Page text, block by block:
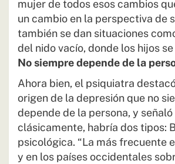
mujer de todos esos cambios
un cambio en la perspectiva de
también se dan situaciones
del nido vacío, donde los hijos
No siempre depende de la
Ahora bien, el psiquiatra
origen de la depresión que no
depende de la persona, y señaló
clásicamente, habría dos tipos:
psicológica. “La más frecuente
y en los países occidentales